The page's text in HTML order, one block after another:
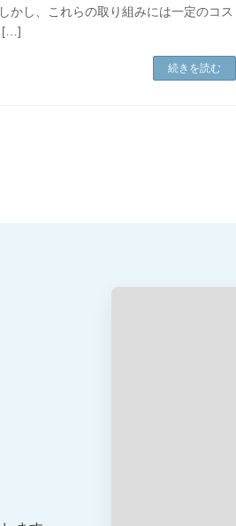
かし、これらの取り組みには一定のコス
[…]
続きを読む